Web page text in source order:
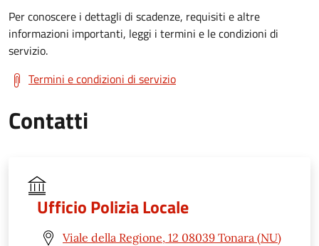
Per conoscere i dettagli di scadenze, requisiti e altre
informazioni importanti, leggi i termini e le condizioni di
servizio.
Termini e condizioni di servizio
Contatti
Ufficio Polizia Locale
Viale della Regione, 12 08039 Tonara (NU)